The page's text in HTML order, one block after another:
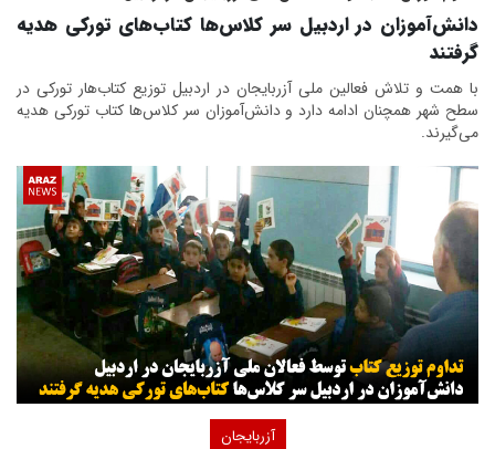
دانش‌آموزان در اردبیل سر کلاس‌ها کتاب‌های تورکی هدیه
گرفتند
با همت و تلاش فعالین ملی آزربایجان در اردبیل توزیع کتاب‌هار تورکی در
سطح شهر همچنان ادامه دارد و دانش‌آموزان سر کلاس‌ها کتاب تورکی هدیه
می‌گیرند.
آزربایجان